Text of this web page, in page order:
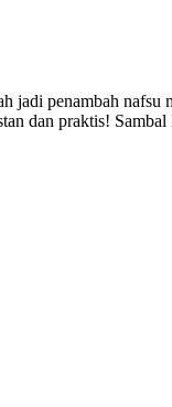
penambah
dan praktis!